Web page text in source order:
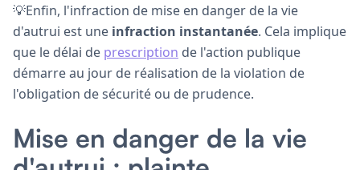
💡Enfin, l'infraction de mise en danger de la vie
d'autrui est une infraction instantanée. Cela implique
que le délai de prescription de l'action publique
démarre au jour de réalisation de la violation de
l'obligation de sécurité ou de prudence.
Mise en danger de la vie